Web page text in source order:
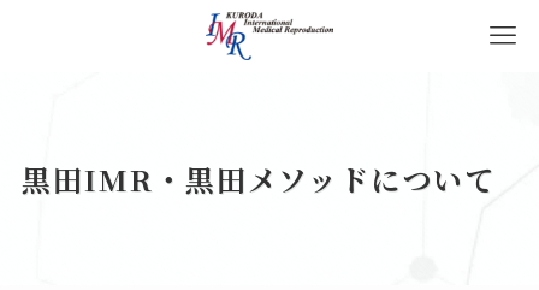
黒田IMR・黒田メソッドについて